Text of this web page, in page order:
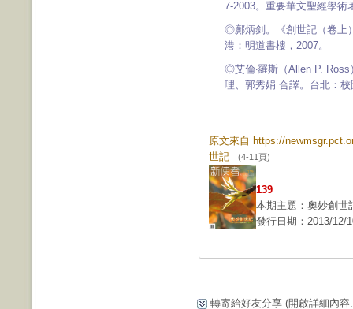
7-2003。重要華文聖經學術
◎鄺炳釗。《創世記（卷上
港：明道書樓，2007。
◎艾倫‧羅斯（Allen P.
理、郭秀娟 合譯。台北：
原文來自 https://
世記 (4-11頁)
139
本期主題：奧妙創世
發行日期：2013/12/
轉寄給好友分享 (開啟詳細內容